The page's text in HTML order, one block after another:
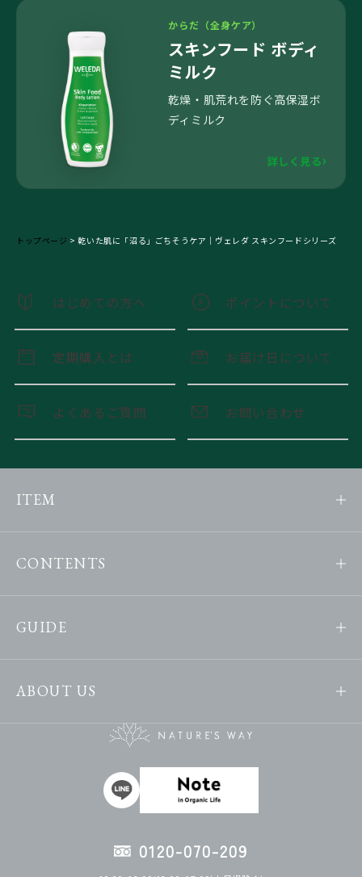
トップページ > 乾いた肌に「沼る」ごちそうケア｜ヴェレダ スキンフードシリーズ
からだ（全身ケア）
スキンフード ボディ
ミルク
乾燥・肌荒れを防ぐ高保湿ボ
ディミルク
詳しく見る
はじめての方へ ポイントについて
定期購入とは お届け日について
よくあるご質問 お問い合わせ
ITEM
CONTENTS
GUIDE
ABOUT US
0120-070-209